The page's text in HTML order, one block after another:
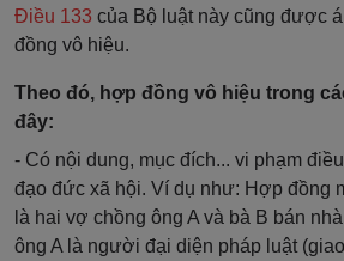
Điều 133 của Bộ luật này cũng được
đồng vô hiệu.
Theo đó, hợp đồng vô hiệu trong
đây:
- Có nội dung, mục đích... vi phạm
đạo đức xã hội. Ví dụ như: Hợp đồng
là hai vợ chồng ông A và bà B bán
ông A là người đại diện pháp luật